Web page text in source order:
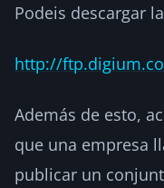
Podeis descargar
http://
Además de esto,
que una empresa
publicar un